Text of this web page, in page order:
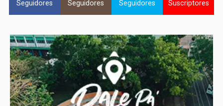
Seguidores
Seguidores
Seguidores
Suscriptores